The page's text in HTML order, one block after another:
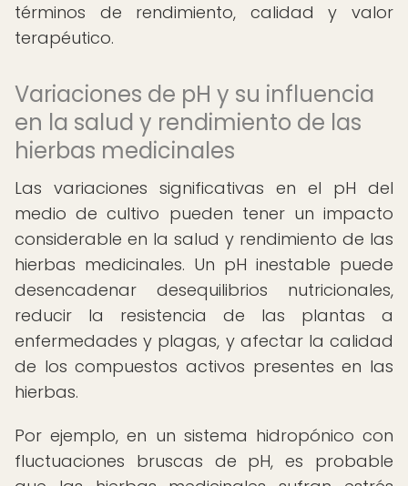
términos de rendimiento, calidad y valor
terapéutico.
Variaciones de pH y su influencia
en la salud y rendimiento de las
hierbas medicinales
Las variaciones significativas en el pH del
medio de cultivo pueden tener un impacto
considerable en la salud y rendimiento de las
hierbas medicinales. Un pH inestable puede
desencadenar desequilibrios nutricionales,
reducir la resistencia de las plantas a
enfermedades y plagas, y afectar la calidad
de los compuestos activos presentes en las
hierbas.
Por ejemplo, en un sistema hidropónico con
fluctuaciones bruscas de pH, es probable